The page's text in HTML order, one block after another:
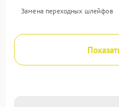
Замена переходных шлейфов